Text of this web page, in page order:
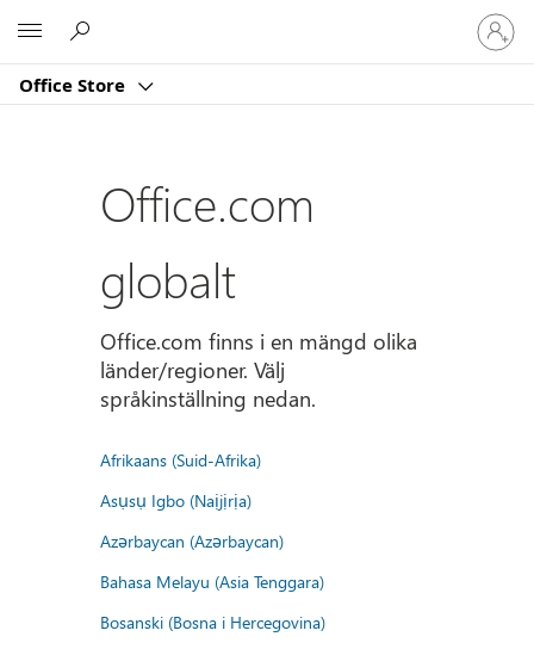
Office Store
Logga
in
på
konto
Office.com
globalt
Office.com finns i en mängd olika
länder/regioner. Välj
språkinställning nedan.
Afrikaans (Suid-Afrika)
Asụsụ Igbo (Naịjịrịa)
Azərbaycan (Azərbaycan)
Bahasa Melayu (Asia Tenggara)
Bosanski (Bosna i Hercegovina)